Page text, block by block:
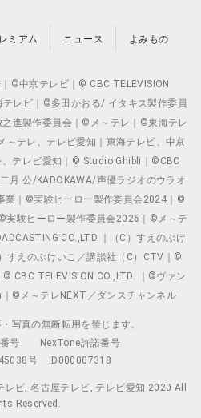
ミアム ニュース よみもの
©中京テレビ｜© CBC TELEVISION
レビ｜©多田かおる/ イタキス製作委員
進製作委員会｜©メ～テレ｜©東海テレ
～テレ、テレビ愛知｜東海テレビ、中京
、テレビ愛知｜© Studio Ghibli｜©CBC
月 公/KADOKAWA/声優ラジオのウラオ
業｜©実験ヒーロー製作委員会2024｜©
実験ヒーロー製作委員会2026｜©メ～テ
CO.,LTD.｜（C）すえのぶけ
すえのぶけいこ／講談社（C）CTV｜©
© CBC TELEVISION CO.,LTD. ｜©ヴァン
©メ～テレNEXT／ダンスチャンネル
写真の無断転用を禁じます。
号
NexTone許諾番号
号
ID000007318
ビ, 名古屋テレビ, テレビ愛知 2020 All
Reserved.